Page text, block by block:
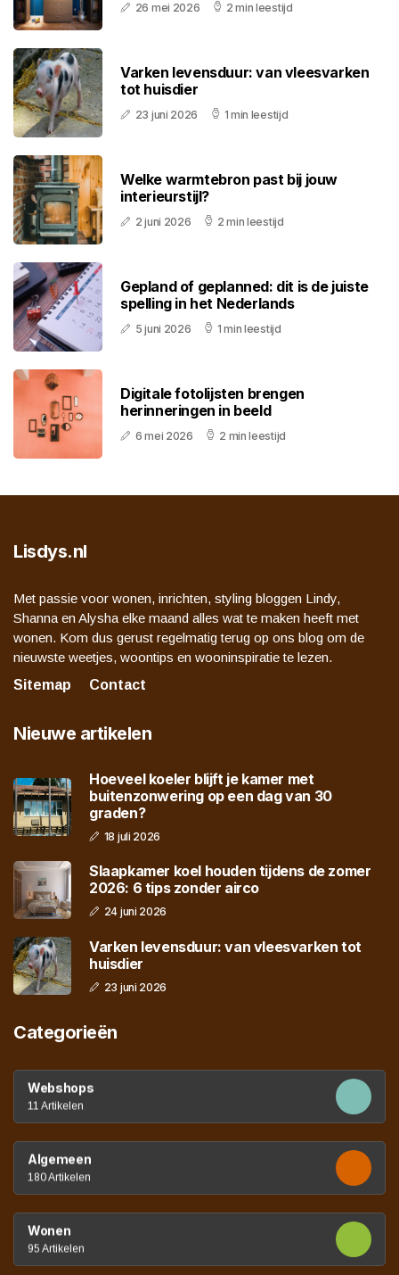
26 mei 2026 2 min leestijd
Varken levensduur: van vleesvarken
tot huisdier
23 juni 2026 1 min leestijd
Welke warmtebron past bij jouw
interieurstijl?
2 juni 2026 2 min leestijd
Gepland of geplanned: dit is de juiste
spelling in het Nederlands
5 juni 2026 1 min leestijd
Digitale fotolijsten brengen
herinneringen in beeld
6 mei 2026 2 min leestijd
Lisdys.nl
Met passie voor wonen, inrichten, styling bloggen Lindy,
Shanna en Alysha elke maand alles wat te maken heeft met
wonen. Kom dus gerust regelmatig terug op ons blog om de
nieuwste weetjes, woontips en wooninspiratie te lezen.
Sitemap
Contact
Nieuwe artikelen
Hoeveel koeler blijft je kamer met
buitenzonwering op een dag van 30
graden?
18 juli 2026
Slaapkamer koel houden tijdens de zomer
2026: 6 tips zonder airco
24 juni 2026
Varken levensduur: van vleesvarken tot
huisdier
23 juni 2026
Categorieën
Webshops
11 Artikelen
Algemeen
180 Artikelen
Wonen
95 Artikelen